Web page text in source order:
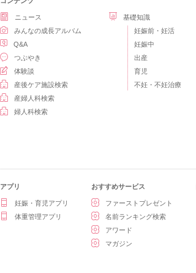
ニュース
みんなの成長アルバム
Q&A
つぶやき
体験談
産後ケア施設検索
産婦人科検索
婦人科検索
基礎知識
妊娠前・妊活
妊娠中
出産
育児
不妊・不妊治療
アプリ
妊娠・育児アプリ
体重管理アプリ
おすすめサービス
ファーストプレゼント
名前ランキング検索
アワード
マガジン